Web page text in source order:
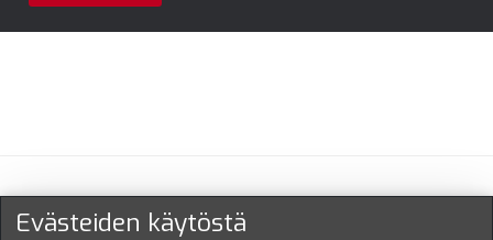
Maksu- ja toimitustavat
Evästeiden käytöstä